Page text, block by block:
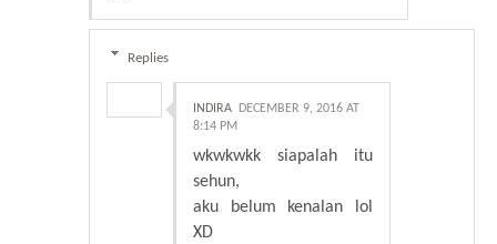
Replies
INDIRA
DECEMBER 9, 2016 AT
8:14 PM
wkwkwkk siapalah itu
sehun,
aku belum kenalan lol
XD